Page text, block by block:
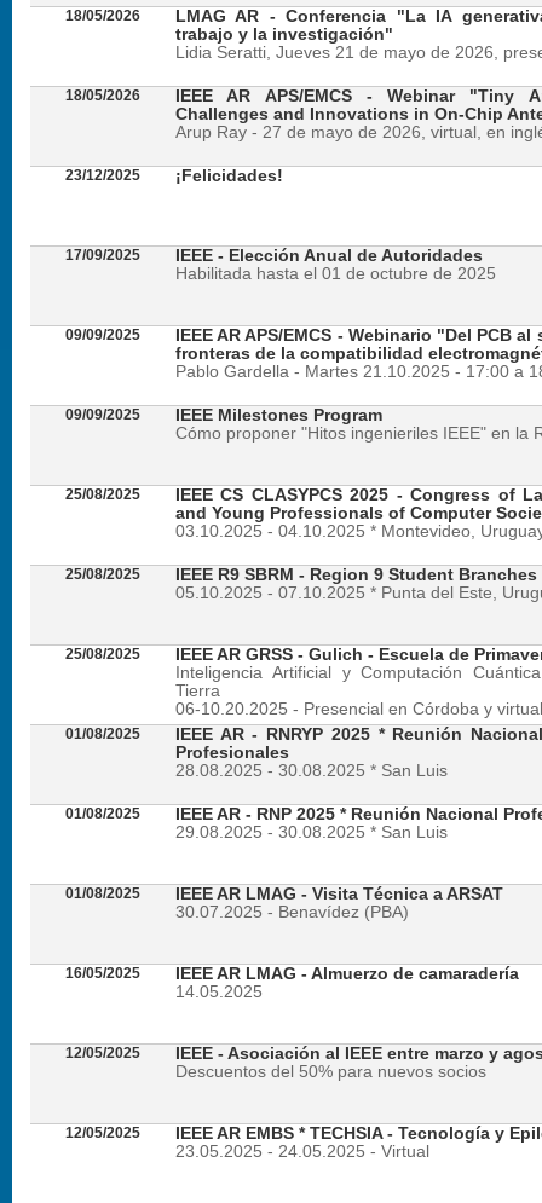
18/05/2026
LMAG AR - Conferencia "La IA
trabajo y la investigación"
Lidia Seratti, Jueves 21 de mayo de 2026,
18/05/2026
IEEE AR APS/EMCS - Webinar "Tiny
Challenges and Innovations in On-Chip
Arup Ray - 27 de mayo de 2026, virtual, en
23/12/2025 ¡Felicidades!
17/09/2025
IEEE - Elección Anual de Autoridades
Habilitada hasta el 01 de octubre de 2025
09/09/2025
IEEE AR APS/EMCS - Webinario "Del PCB
fronteras de la compatibilidad
Pablo Gardella - Martes 21.10.2025 - 17:00 a
09/09/2025
IEEE Milestones Program
Cómo proponer "Hitos ingenieriles IEEE" en la
25/08/2025
IEEE CS CLASYPCS 2025 - Congress of
and Young Professionals of Computer
03.10.2025 - 04.10.2025 * Montevideo,
25/08/2025
IEEE R9 SBRM - Region 9 Student
05.10.2025 - 07.10.2025 * Punta del Este,
25/08/2025
IEEE AR GRSS - Gulich - Escuela de
Inteligencia Artificial y Computación
Tierra
06-10.20.2025 - Presencial en Córdoba y virtual
01/08/2025
IEEE AR - RNRYP 2025 * Reunión
Profesionales
28.08.2025 - 30.08.2025 * San Luis
01/08/2025
IEEE AR - RNP 2025 * Reunión Nacional
29.08.2025 - 30.08.2025 * San Luis
01/08/2025
IEEE AR LMAG - Visita Técnica a ARSAT
30.07.2025 - Benavídez (PBA)
16/05/2025
IEEE AR LMAG - Almuerzo de camaradería
14.05.2025
12/05/2025
IEEE - Asociación al IEEE entre marzo y
Descuentos del 50% para nuevos socios
12/05/2025
IEEE AR EMBS * TECHSIA - Tecnología y
23.05.2025 - 24.05.2025 - Virtual